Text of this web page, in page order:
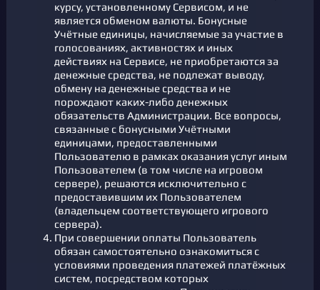
курсу, установленному Сервисом, и не
является обменом валюты. Бонусные
Учётные единицы, начисляемые за участие в
голосованиях, активностях и иных
действиях на Сервисе, не приобретаются за
денежные средства, не подлежат выводу,
обмену на денежные средства и не
порождают каких-либо денежных
обязательств Администрации. Все вопросы,
связанные с бонусными Учётными
единицами, предоставленными
Пользователю в рамках оказания услуг иным
Пользователем (в том числе на игровом
сервере), решаются исключительно с
предоставившим их Пользователем
(владельцем соответствующего игрового
сервера).
При совершении оплаты Пользователь
обязан самостоятельно ознакомиться с
условиями проведения платежей платёжных
систем, посредством которых